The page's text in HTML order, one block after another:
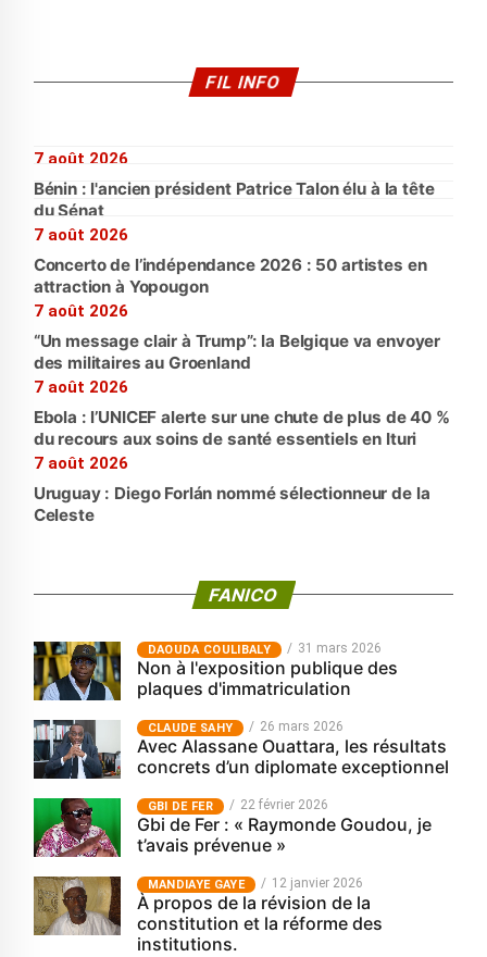
FIL INFO
7 août 2026
Bénin : l'ancien président Patrice Talon élu à la tête
du Sénat
7 août 2026
Concerto de l’indépendance 2026 : 50 artistes en
attraction à Yopougon
7 août 2026
“Un message clair à Trump”: la Belgique va envoyer
des militaires au Groenland
7 août 2026
Ebola : l’UNICEF alerte sur une chute de plus de 40 %
du recours aux soins de santé essentiels en Ituri
7 août 2026
Uruguay : Diego Forlán nommé sélectionneur de la
Celeste
FANICO
‎DAOUDA COULIBALY 31 mars 2026
Non à l'exposition publique des
plaques d'immatriculation
CLAUDE SAHY 26 mars 2026
Avec Alassane Ouattara, les résultats
concrets d’un diplomate exceptionnel
GBI DE FER 22 février 2026
Gbi de Fer : « Raymonde Goudou, je
t’avais prévenue »
MANDIAYE GAYE 12 janvier 2026
À propos de la révision de la
constitution et la réforme des
institutions.